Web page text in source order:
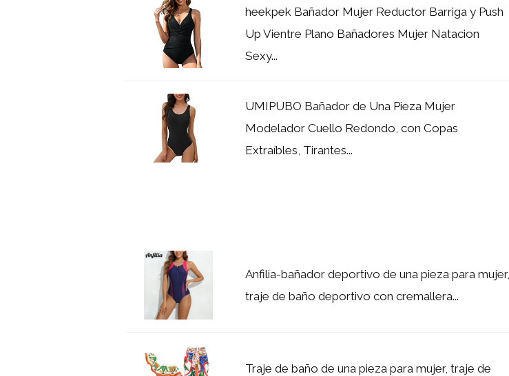
heekpek Bañador Mujer Reductor Barriga y Push
Up Vientre Plano Bañadores Mujer Natacion
Sexy...
UMIPUBO Bañador de Una Pieza Mujer
Modelador Cuello Redondo, con Copas
Extraíbles, Tirantes...
Anfilia-bañador deportivo de una pieza para mujer,
traje de baño deportivo con cremallera...
Traje de baño de una pieza para mujer, traje de